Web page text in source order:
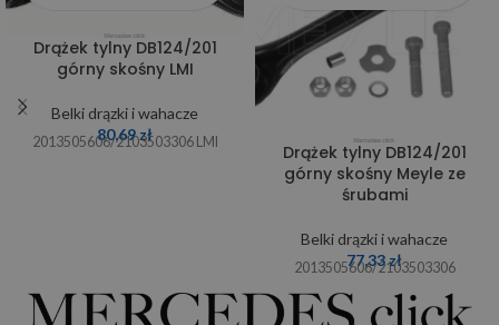
Drążek tylny DB124/201
górny skośny LMI
Belki drązki i wahacze
80,69zł
2013505606/2103503306 LMI
Drążek tylny DB124/201
górny skośny Meyle ze
śrubami
Belki drązki i wahacze
77,33zł
2013505606/2103503306